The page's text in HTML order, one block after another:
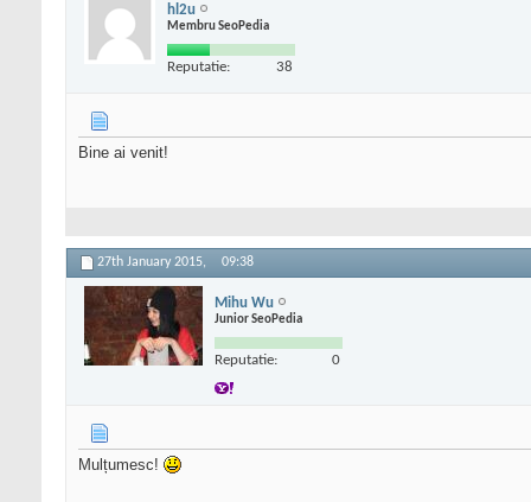
hl2u
Membru SeoPedia
Reputatie: 38
Bine ai venit!
27th January 2015, 09:38
Mihu Wu
Junior SeoPedia
Reputatie: 0
Mulțumesc!